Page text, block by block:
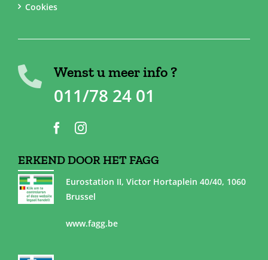
Cookies
Wenst u meer info ?
011/78 24 01
ERKEND DOOR HET FAGG
Eurostation II, Victor Hortaplein 40/40, 1060
Brussel
www.fagg.be